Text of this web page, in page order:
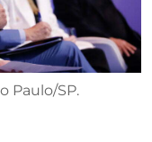
Paulo/SP.